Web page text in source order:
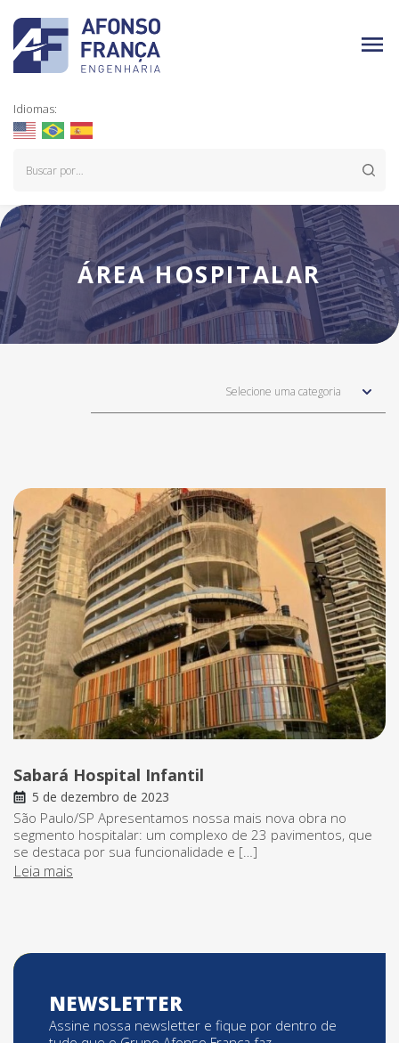
Idiomas:
ÁREA HOSPITALAR
Selecione uma categoria
Sabará Hospital Infantil
5 de dezembro de 2023
São Paulo/SP Apresentamos nossa mais nova obra no
segmento hospitalar: um complexo de 23 pavimentos, que
se destaca por sua funcionalidade e […]
Leia mais
NEWSLETTER
Assine nossa newsletter e fique por dentro de